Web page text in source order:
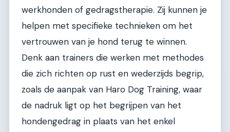
werkhonden of gedragstherapie. Zij kunnen je
helpen met specifieke technieken om het
vertrouwen van je hond terug te winnen.
Denk aan trainers die werken met methodes
die zich richten op rust en wederzijds begrip,
zoals de aanpak van Haro Dog Training, waar
de nadruk ligt op het begrijpen van het
hondengedrag in plaats van het enkel